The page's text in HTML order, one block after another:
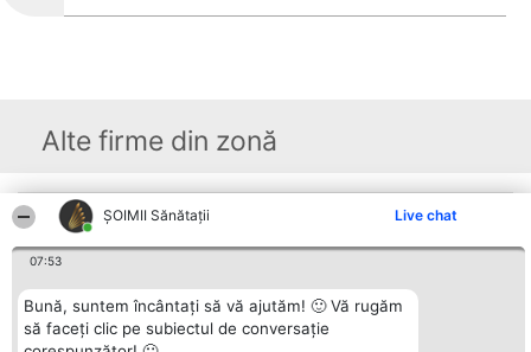
ŞOIMII Sănătații Live chat
07:53
Bună, suntem încântați să vă ajutăm! 🙂 Vă rugăm
să faceți clic pe subiectul de conversație
Alte firme din zonă
Organizator Ranking
BRIGHT SOLUTIONS BR SRL
Aleea Timisul De Sus 2 Bl. A30
București
CUI 36737675
tel: +40 770 990 492
Lista Tuturor
Reguli
Statut
Politica de
confidențialitate
Contact